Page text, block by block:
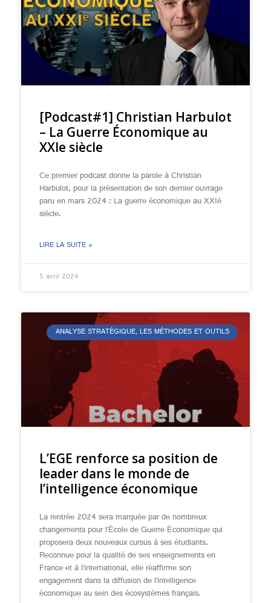
[Podcast#1] Christian Harbulot
– La Guerre Économique au
XXIe siècle
Ce premier podcast donne la parole à Christian
Harbulot, pour la présentation de son dernier ouvrage
paru en mars 2024 : La guerre économique au XXIè
siècle.
LIRE LA SUITE »
5 avril 2024
ANALYSE STRATÉGIQUE, LES MÉTHODES ET OUTILS
L’EGE renforce sa position de
leader dans le monde de
l’intelligence économique
La rentrée 2024 sera marquée par de nombreux
changements pour l’École de Guerre Économique qui
proposera deux nouveaux cursus à ses étudiants.
Reconnue pour la qualité de ses enseignements en
France et à l’international, elle réaffirme son
engagement dans la diffusion de l’intelligence
économique au sein des écosystèmes français.